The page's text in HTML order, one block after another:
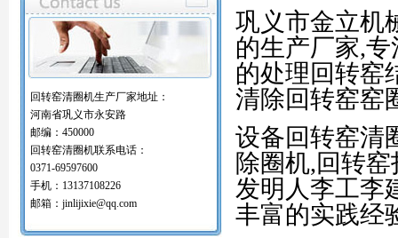
窑内一至二十八米窑结圈处理机
回转窑结圈处理专用设备/清圈机/打圈机…
石油支撑剂陶粒砂回转窑清圈机
海棉铁回转窑清圈机
氧化铝熟料回转窑清圈机
莫来石回转窑清圈机
特种水泥回转窑打圈机
褐铁矿回转窑清窑机
赤铁矿回转窑清圈机
氧化镁回转窑清圈机
氧化锌回转窑清圈机
红土镍矿回转窑打圈机
铝矾土回转窑清圈机
回转窑清圈机生产厂家地址：
河南省巩义市永安路
邮编：450000
回转窑清圈机联系电话：
0371-69597600
手机：13137108226
邮箱：jinlijixie@qq.com
巩义市金立机
的生产厂家,
的处理回转窑
清除回转窑窑
设备回转窑清
除圈机,回转
发明人李工李
丰富的实践经